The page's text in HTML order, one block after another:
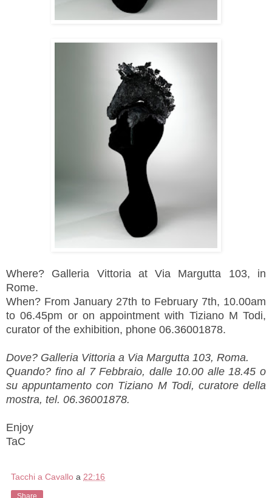
Where? Galleria Vittoria at Via Margutta 103, in
Rome.
When? From January 27th to February 7th, 10.00am
to 06.45pm or on appointment with Tiziano M Todi,
curator of the exhibition, phone 06.36001878.
Dove? Galleria Vittoria a Via Margutta 103, Roma.
Quando? fino al 7 Febbraio, dalle 10.00 alle 18.45 o
su appuntamento con Tiziano M Todi, curatore della
mostra, tel. 06.36001878.
Enjoy
TaC
Tacchi a Cavallo a 22:16